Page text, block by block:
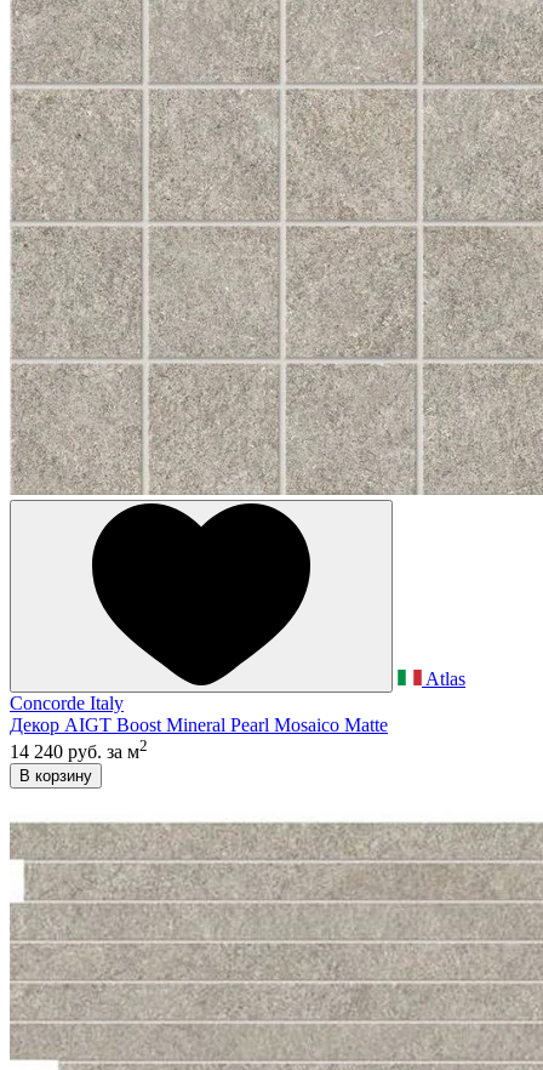
Atlas
Concorde Italy
Декор AIGT Boost Mineral Pearl Mosaico Matte
14 240 руб. за м2
В корзину